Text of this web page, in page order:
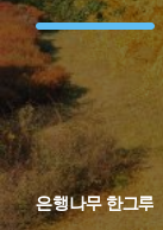
은행나무 한그루